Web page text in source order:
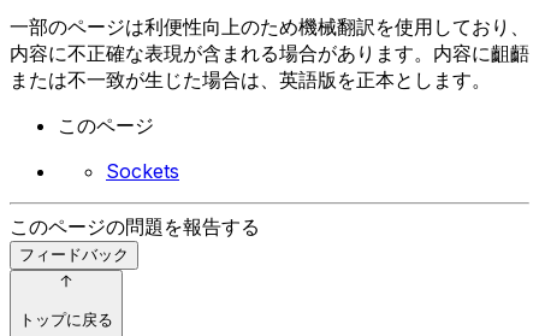
一部のページは利便性向上のため機械翻訳を使用しており、
内容に不正確な表現が含まれる場合があります。内容に齟齬
または不一致が生じた場合は、英語版を正本とします。
このページ
Sockets
このページの問題を報告する
フィードバック
トップに戻る